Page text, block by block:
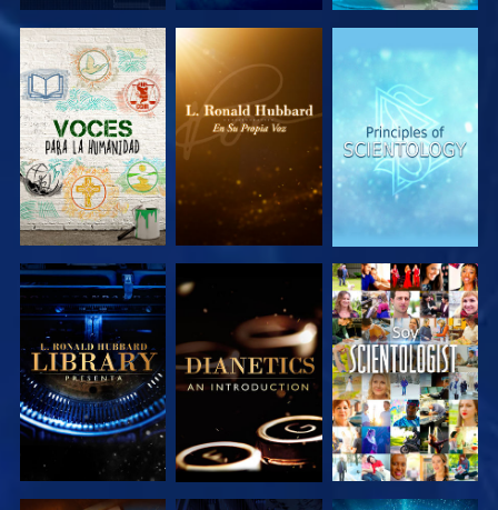
EXPLORA LAS
SERIES
EXPLORA LAS
SERIES
EXPLORA LAS
SERIES
EXPLORA LAS
SERIES
EXPLORA LAS
SERIES
VE